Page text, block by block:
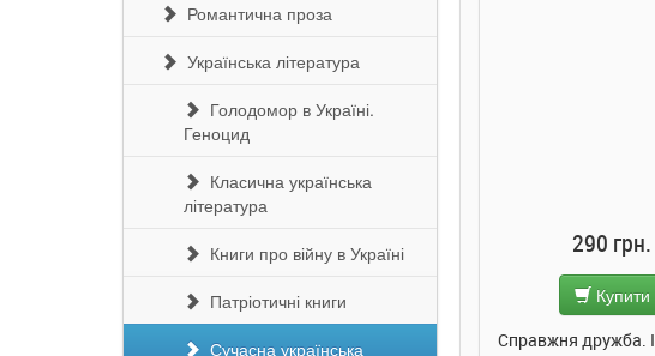
Романтична проза
Українська література
Голодомор в Україні.
Геноцид
Класична українська
література
Книги про війну в Україні
Патріотичні книги
Сучасна українська
290 грн.
Купити
Таке велике слоненя. Ірина
290 грн.
Купити
Справжня дружба. Ірина